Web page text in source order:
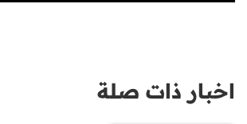
اخبار ذات صلة